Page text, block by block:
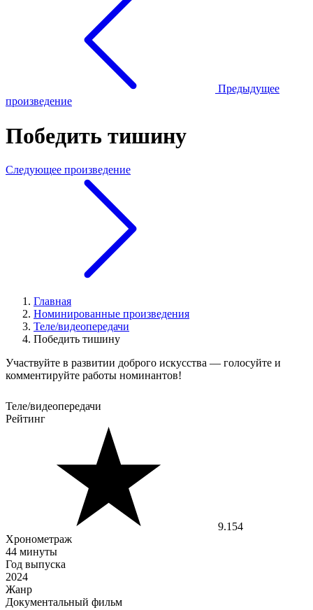
Предыдущее
произведение
Победить тишину
Следующее произведение
Главная
Номинированные произведения
Теле/видеопередачи
Победить тишину
Участвуйте в развитии доброго искусства — голосуйте и
комментируйте работы номинантов!
Теле/видеопередачи
Рейтинг
9.154
Хронометраж
44 минуты
Год выпуска
2024
Жанр
Документальный фильм